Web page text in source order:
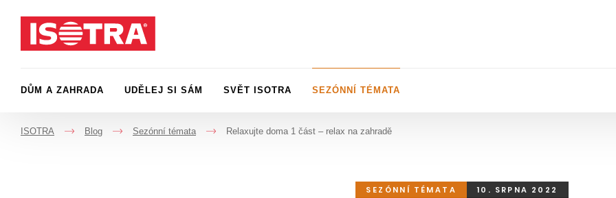
DŮM A ZAHRADA UDĚLEJ SI SÁM SVĚT ISOTRA SEZÓNNÍ TÉMATA
ISOTRA
->
Blog
->
Sezónní témata
->
Relaxujte doma 1 část – relax na zahradě
SEZÓNNÍ TÉMATA 10. SRPNA 2022